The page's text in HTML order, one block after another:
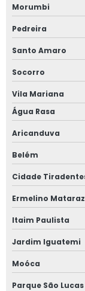
Janela de correr
Janela de correr
Janela de correr
Janela de correr
Janela de correr
Janela fixa vidro
Janela maxim ar
Janela oscilo
Janela com
Morumbi
Pedreira
Santo Amaro
Socorro
Vila Mariana
Água Rasa
Aricanduva
Belém
Cidade
Ermelino
Itaim Paulista
Jardim Iguatemi
Moóca
Parque São Lucas